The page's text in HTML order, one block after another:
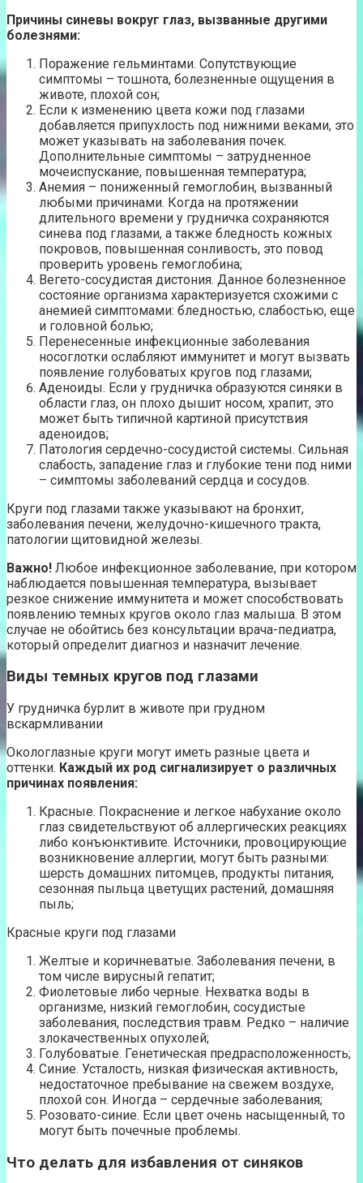
Причины синевы вокруг глаз, вызванные другими
болезнями:
Поражение гельминтами. Сопутствующие
симптомы – тошнота, болезненные ощущения в
животе, плохой сон;
Если к изменению цвета кожи под глазами
добавляется припухлость под нижними веками, это
может указывать на заболевания почек.
Дополнительные симптомы – затрудненное
мочеиспускание, повышенная температура;
Анемия – пониженный гемоглобин, вызванный
любыми причинами. Когда на протяжении
длительного времени у грудничка сохраняются
синева под глазами, а также бледность кожных
покровов, повышенная сонливость, это повод
проверить уровень гемоглобина;
Вегето-сосудистая дистония. Данное болезненное
состояние организма характеризуется схожими с
анемией симптомами: бледностью, слабостью, еще
и головной болью;
Перенесенные инфекционные заболевания
носоглотки ослабляют иммунитет и могут вызвать
появление голубоватых кругов под глазами;
Аденоиды. Если у грудничка образуются синяки в
области глаз, он плохо дышит носом, храпит, это
может быть типичной картиной присутствия
аденоидов;
Патология сердечно-сосудистой системы. Сильная
слабость, западение глаз и глубокие тени под ними
– симптомы заболеваний сердца и сосудов.
Круги под глазами также указывают на бронхит,
заболевания печени, желудочно-кишечного тракта,
патологии щитовидной железы.
Важно! Любое инфекционное заболевание, при котором
наблюдается повышенная температура, вызывает
резкое снижение иммунитета и может способствовать
появлению темных кругов около глаз малыша. В этом
случае не обойтись без консультации врача-педиатра,
который определит диагноз и назначит лечение.
Виды темных кругов под глазами
У грудничка бурлит в животе при грудном
вскармливании
Окологлазные круги могут иметь разные цвета и
оттенки. Каждый их род сигнализирует о различных
причинах появления:
Красные. Покраснение и легкое набухание около
глаз свидетельствуют об аллергических реакциях
либо конъюнктивите. Источники, провоцирующие
возникновение аллергии, могут быть разными:
шерсть домашних питомцев, продукты питания,
сезонная пыльца цветущих растений, домашняя
пыль;
Красные круги под глазами
Желтые и коричневатые. Заболевания печени, в
том числе вирусный гепатит;
Фиолетовые либо черные. Нехватка воды в
организме, низкий гемоглобин, сосудистые
заболевания, последствия травм. Редко – наличие
злокачественных опухолей;
Голубоватые. Генетическая предрасположенность;
Синие. Усталость, низкая физическая активность,
недостаточное пребывание на свежем воздухе,
плохой сон. Иногда – сердечные заболевания;
Розовато-синие. Если цвет очень насыщенный, то
могут быть почечные проблемы.
Что делать для избавления от синяков